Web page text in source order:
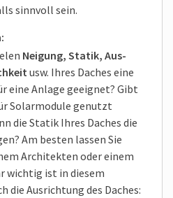
sinnvoll sein.
Neigung, Statik, Aus­
usw. Ihres Daches eine
eine Anlage geeignet? Gibt
Solar­module genutzt
die Statik Ihres Daches die
Am besten lassen Sie
Architekten oder einem
wichtig ist in diesem
die Aus­richtung des Daches: